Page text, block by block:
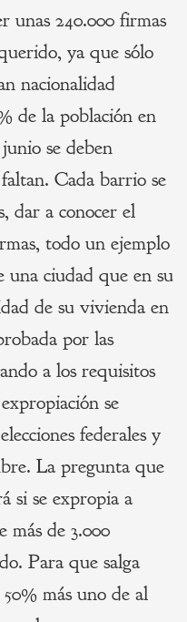
unas 240.000 firmas
ya que sólo
nacionalidad
de la población en
se deben
Cada barrio se
dar a conocer el
todo un ejemplo
una ciudad que en su
de su vivienda en
por las
a los requisitos
se
federales y
La pregunta que
si se expropia a
más de 3.000
Para que salga
más uno de al